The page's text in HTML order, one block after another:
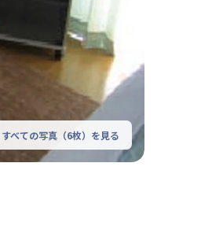
すべての写真（6枚）を見る